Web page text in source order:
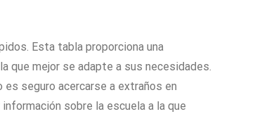
Esta tabla proporciona una
que mejor se adapte a sus necesidades.
seguro acercarse a extraños en
sobre la escuela a la que